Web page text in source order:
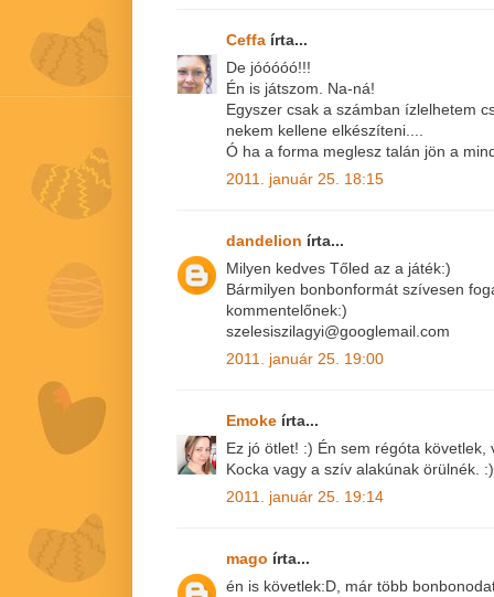
Ceffa írta...
De jóóóóó!!!
Én is játszom. Na-ná!
Egyszer csak a számban ízlelhetem
nekem kellene elkészíteni....
Ó ha a forma meglesz talán jön a
2011. január 25. 18:15
dandelion írta...
Milyen kedves Tőled az a játék:)
Bármilyen bonbonformát szívesen
kommentelőnek:)
szelesiszilagyi@googlemail.com
2011. január 25. 19:00
Emoke írta...
Ez jó ötlet! :) Én sem régóta
Kocka vagy a szív alakúnak örülnék. :)
2011. január 25. 19:14
mago írta...
én is követlek:D, már több